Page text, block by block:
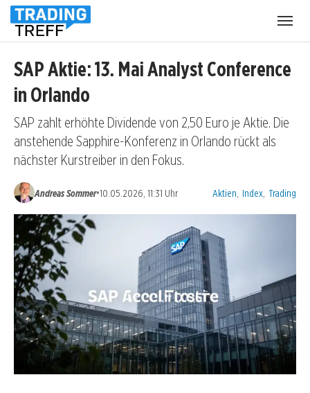
SAP Aktie: 13. Mai Analyst Conference
in Orlando
SAP zahlt erhöhte Dividende von 2,50 Euro je Aktie. Die
anstehende Sapphire-Konferenz in Orlando rückt als
nächster Kurstreiber in den Fokus.
Andreas Sommer•10.05.2026, 11:31 Uhr Kategorien:
Aktien Index Trading